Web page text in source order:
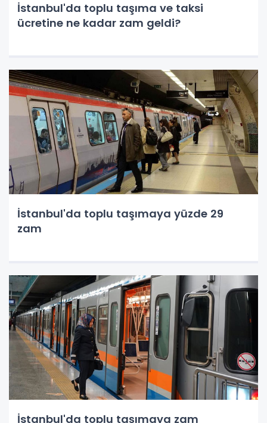
İstanbul'da toplu taşıma ve taksi
ücretine ne kadar zam geldi?
İstanbul'da toplu taşımaya yüzde 29
zam
İstanbul'da toplu taşımaya zam